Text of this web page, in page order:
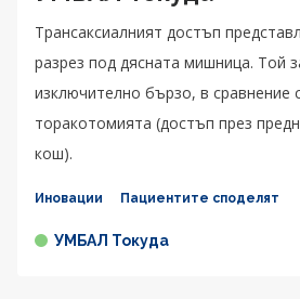
Трансаксиалният достъп
разрез под дясната мишница. Той
изключително бързо, в сравнение
торакотомията (достъп през
кош).
Иновации Пациентите споделят
УМБАЛ Токуда